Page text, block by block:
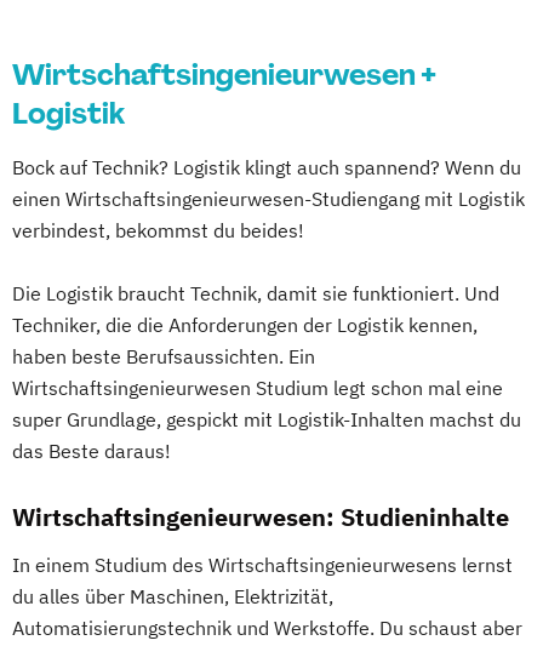
Wirtschaftsingenieurwesen +
Logistik
Bock auf Technik? Logistik klingt auch spannend? Wenn du
einen Wirtschaftsingenieurwesen-Studiengang mit Logistik
verbindest, bekommst du beides!
Die Logistik braucht Technik, damit sie funktioniert. Und
Techniker, die die Anforderungen der Logistik kennen,
haben beste Berufsaussichten. Ein
Wirtschaftsingenieurwesen Studium legt schon mal eine
super Grundlage, gespickt mit Logistik-Inhalten machst du
das Beste daraus!
Wirtschaftsingenieurwesen: Studieninhalte
In einem Studium des Wirtschaftsingenieurwesens lernst
du alles über Maschinen, Elektrizität,
Automatisierungstechnik und Werkstoffe. Du schaust aber